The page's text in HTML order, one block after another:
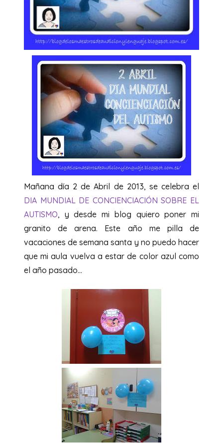
Mañana día 2 de Abril de 2013, se celebra el
DIA MUNDIAL DE CONCIENCIACIÓN SOBRE EL
AUTISMO, y desde mi blog quiero poner mi
granito de arena. Este año me pilla de
vacaciones de semana santa y no puedo hacer
que mi aula vuelva a estar de color azul como
el año pasado…